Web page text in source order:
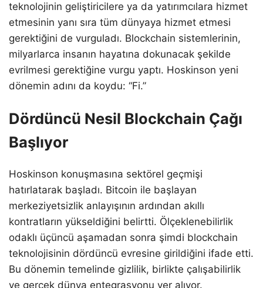
teknolojinin geliştiricilere ya da yatırımcılara hizmet
etmesinin yanı sıra tüm dünyaya hizmet etmesi
gerektiğini de vurguladı. Blockchain sistemlerinin,
milyarlarca insanın hayatına dokunacak şekilde
evrilmesi gerektiğine vurgu yaptı. Hoskinson yeni
dönemin adını da koydu: “Fi.”
Dördüncü Nesil Blockchain Çağı
Başlıyor
Hoskinson konuşmasına sektörel geçmişi
hatırlatarak başladı. Bitcoin ile başlayan
merkeziyetsizlik anlayışının ardından akıllı
kontratların yükseldiğini belirtti. Ölçeklenebilirlik
odaklı üçüncü aşamadan sonra şimdi blockchain
teknolojisinin dördüncü evresine girildiğini ifade etti.
Bu dönemin temelinde gizlilik, birlikte çalışabilirlik
ve gerçek dünya entegrasyonu yer alıyor.